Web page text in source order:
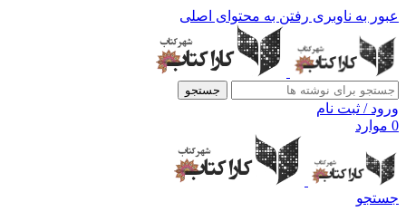
عبور به ناوبری رفتن به محتوای اصلی
جستجو
ورود / ثبت نام
0 موارد
جستجو